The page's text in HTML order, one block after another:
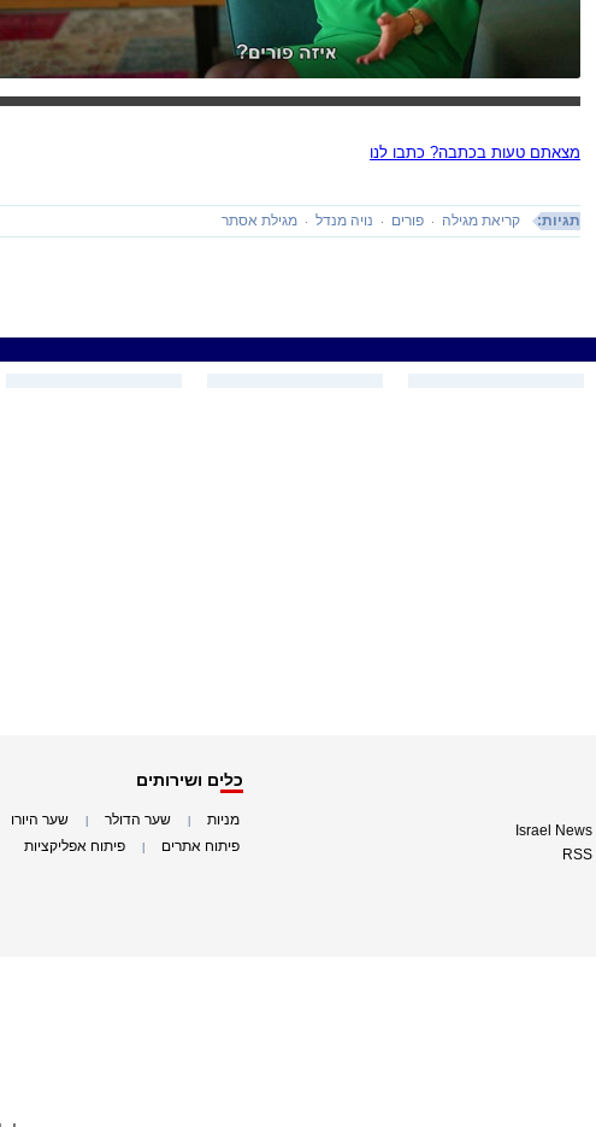
מצאתם טעות בכתבה? כתבו לנו
תגיות: קריאת מגילה פורים נויה מנדל מגילת אסתר
Israel News
RSS
כלים ושירותים
מניות שער הדולר שער היורו
פיתוח אתרים פיתוח אפליקציות